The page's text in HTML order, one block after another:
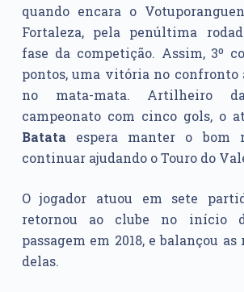
quando encara o
Fortaleza, pela penúltima
fase da competição. Assim, 3º
pontos, uma vitória no confronto
no mata-mata. Artilheiro
campeonato com cinco gols, o
Batata espera manter o bom
continuar ajudando o Touro do
O jogador atuou em sete
retornou ao clube no início
passagem em 2018, e balançou
delas.